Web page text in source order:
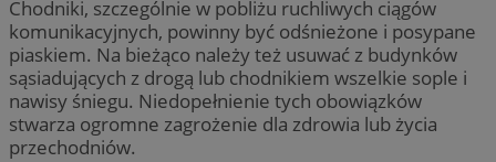
Chodniki, szczególnie w pobliżu ruchliwych ciągów
komunikacyjnych, powinny być odśnieżone i posypane
piaskiem. Na bieżąco należy też usuwać z budynków
sąsiadujących z drogą lub chodnikiem wszelkie sople i
nawisy śniegu. Niedopełnienie tych obowiązków
stwarza ogromne zagrożenie dla zdrowia lub życia
przechodniów.